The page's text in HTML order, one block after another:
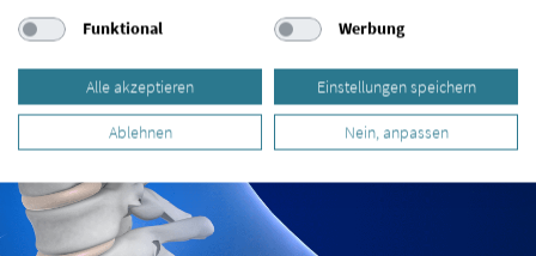
Funktional
Werbung
Alle akzeptieren Einstellungen speichern
Ablehnen Nein, anpassen